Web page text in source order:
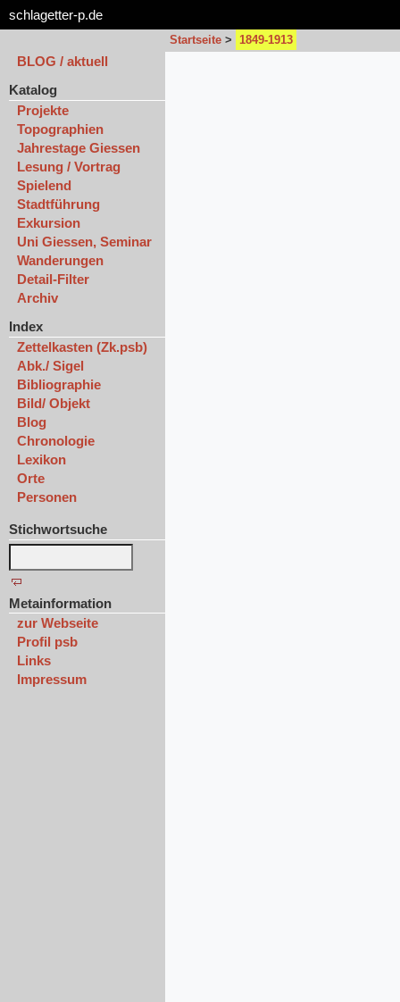
schlagetter-p.de
Startseite > 1849-1913
BLOG / aktuell
Katalog
Projekte
Topographien
Jahrestage Giessen
Lesung / Vortrag
Spielend
Stadtführung
Exkursion
Uni Giessen, Seminar
Wanderungen
Detail-Filter
Archiv
Index
Zettelkasten (Zk.psb)
Abk./ Sigel
Bibliographie
Bild/ Objekt
Blog
Chronologie
Lexikon
Orte
Personen
Stichwortsuche
Metainformation
zur Webseite
Profil psb
Links
Impressum